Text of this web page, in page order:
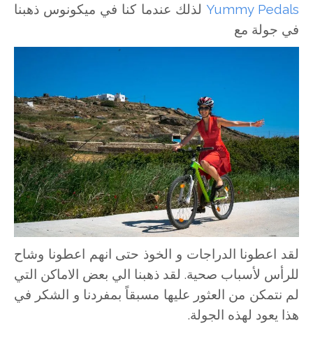
Yummy Pedals لذلك عندما كنا في ميكونوس ذهبنا
في جولة مع
لقد اعطونا الدراجات و الخوذ حتى انهم اعطونا وشاح
للرأس لأسباب صحية. لقد ذهبنا الي بعض الاماكن التي
لم نتمكن من العثور عليها مسبقاً بمفردنا و الشكر في
هذا يعود لهذه الجولة.